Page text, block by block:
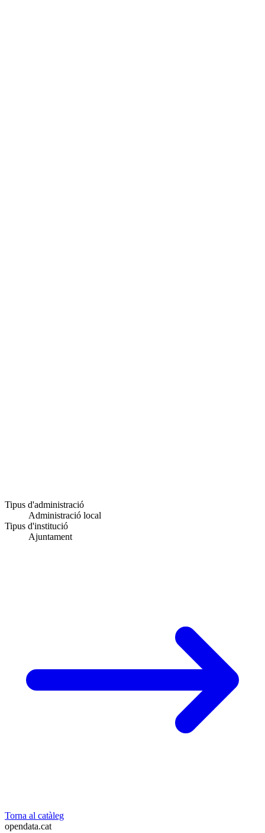
Tipus d'administració
Administració local
Tipus d'institució
Ajuntament
Torna al catàleg
opendata.cat